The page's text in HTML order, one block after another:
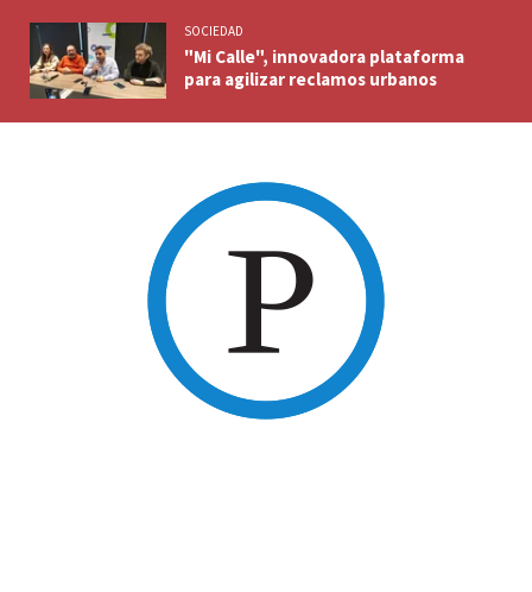
SOCIEDAD
"Mi Calle", innovadora plataforma
para agilizar reclamos urbanos